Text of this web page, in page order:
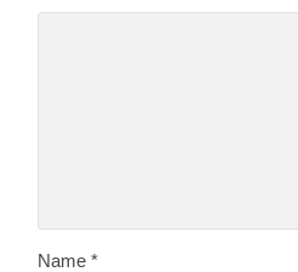
Name*